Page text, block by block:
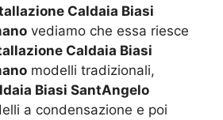
Caldaia Biasi
vediamo che essa riesce
Caldaia Biasi
modelli tradizionali,
Biasi SantAngelo
a condensazione e poi